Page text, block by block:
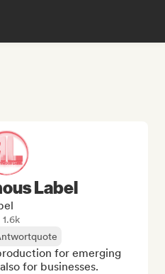
Label
1.6k
for emerging
for businesses.